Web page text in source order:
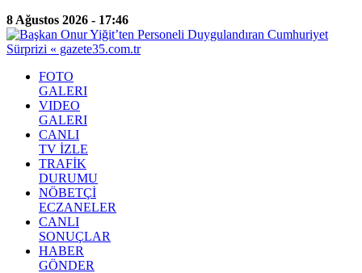
8 Ağustos 2026 - 17:46
FOTO
GALERI
VIDEO
GALERI
CANLI
TV İZLE
TRAFİK
DURUMU
NÖBETÇİ
ECZANELER
CANLI
SONUÇLAR
HABER
GÖNDER